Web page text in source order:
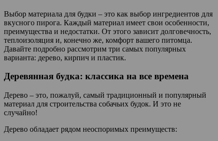
Выбор материала для будки – это как выбор ингредиентов для
вкусного пирога. Каждый материал имеет свои особенности,
преимущества и недостатки. От этого зависит долговечность,
теплоизоляция и, конечно же, комфорт вашего питомца.
Давайте подробно рассмотрим три самых популярных
варианта: дерево, кирпич и пластик.
Деревянная будка: классика на все времена
Дерево – это, пожалуй, самый традиционный и популярный
материал для строительства собачьих будок. И это не
случайно!
Дерево обладает рядом неоспоримых преимуществ: